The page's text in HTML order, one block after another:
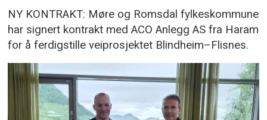
NY KONTRAKT: Møre og Romsdal fylkeskommune
har signert kontrakt med ACO Anlegg AS fra Haram
for å ferdigstille veiprosjektet Blindheim–Flisnes.